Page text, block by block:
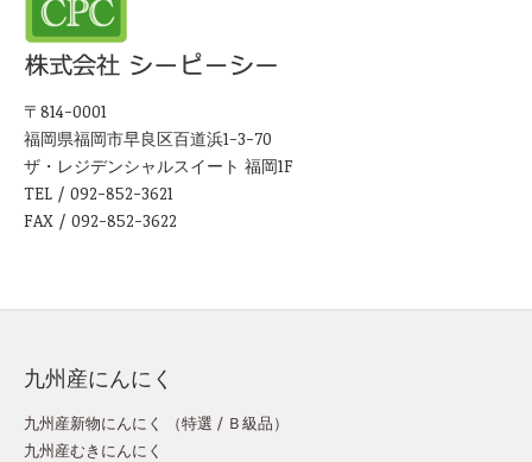
〒814-0001
福岡県福岡市早良区百道浜1-3-70
ザ・レジデンシャルスイート 福岡1F
TEL / 092-852-3621
FAX / 092-852-3622
九州産にんにく
九州産新物にんにく （特選 / Ｂ級品）
九州産むきにんにく